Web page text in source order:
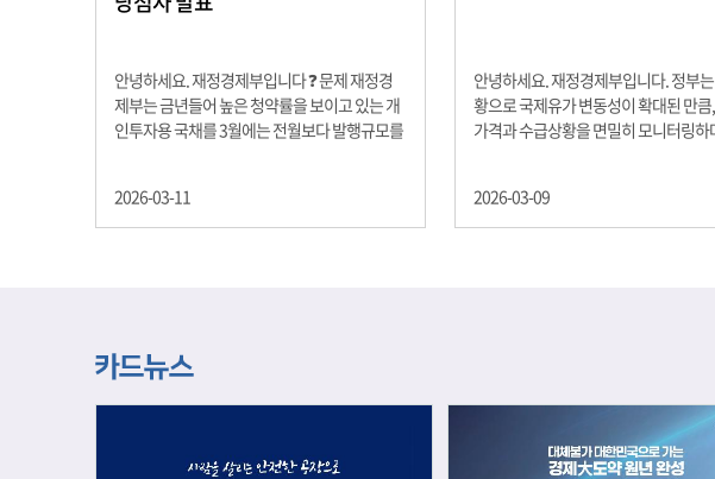
안녕하세요. 재정경제부입니다 ❓ 문제 재정경
제부는 금년들어 높은 청약률을 보이고 있는 개
인투자용 국채를 3월에는 전월보다 발행규모를
년물 900억원, 20년물 300억원입니다. 그렇다
면 3월 개인투자용 국채의 총 발행 예정 금액은
은 인스타그램 개별 DM으로 폼링크를 전달드립
니다.
2026-03-11
안녕하세요. 재정경제부입니다. 정부
황으로 국제유가 변동성이 확대된 만
가격과 수급상황을 면밀히 모니터링하
고 추세적 흐름을 보여주는 근원물가는
승 향후 지정학적 요인, 기상여건 등 불
2026-03-09